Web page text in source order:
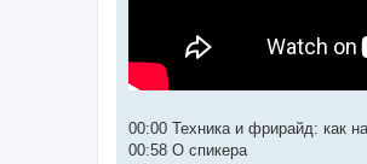
00:00 Техника и фрирайд: как
00:58 О спикера